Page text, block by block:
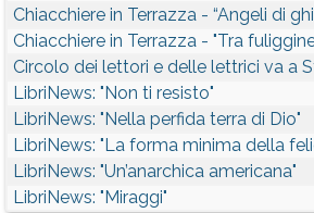
Chiacchiere in Terrazza - “Angeli di
Chiacchiere in Terrazza - "Tra
Circolo dei lettori e delle lettrici va a
LibriNews: "Non ti resisto"
LibriNews: "Nella perfida terra di Dio"
LibriNews: "La forma minima della
LibriNews: "Un’anarchica americana"
LibriNews: "Miraggi"